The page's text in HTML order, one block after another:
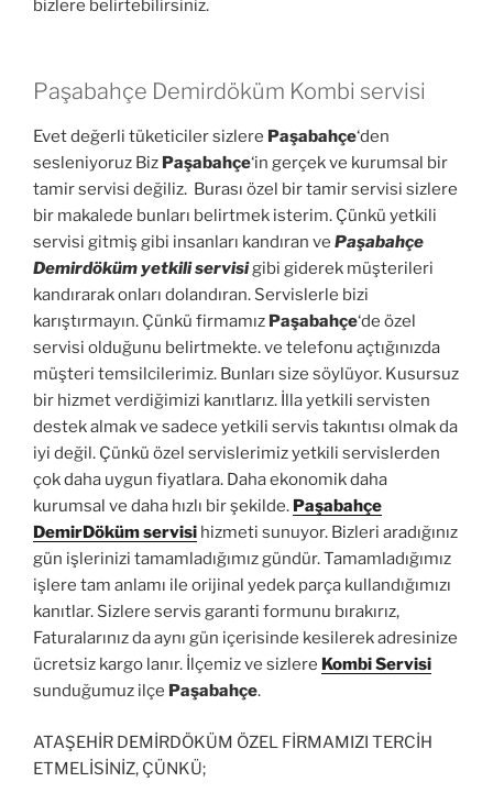
bizlere belirtebilirsiniz.
Paşabahçe Demirdöküm Kombi servisi
Evet değerli tüketiciler sizlere Paşabahçe‘den
sesleniyoruz Biz Paşabahçe‘in gerçek ve kurumsal bir
tamir servisi değiliz. Burası özel bir tamir servisi sizlere
bir makalede bunları belirtmek isterim. Çünkü yetkili
servisi gitmiş gibi insanları kandıran ve Paşabahçe
Demirdöküm yetkili servisigibi giderek müşterileri
kandırarak onları dolandıran. Servislerle bizi
karıştırmayın. Çünkü firmamız Paşabahçe‘de özel
servisi olduğunu belirtmekte. ve telefonu açtığınızda
müşteri temsilcilerimiz. Bunları size söylüyor. Kusursuz
bir hizmet verdiğimizi kanıtlarız. İlla yetkili servisten
destek almak ve sadece yetkili servis takıntısı olmak da
iyi değil. Çünkü özel servislerimiz yetkili servislerden
çok daha uygun fiyatlara. Daha ekonomik daha
kurumsal ve daha hızlı bir şekilde. Paşabahçe
DemirDöküm servisi hizmeti sunuyor. Bizleri aradığınız
gün işlerinizi tamamladığımız gündür. Tamamladığımız
işlere tam anlamı ile orijinal yedek parça kullandığımızı
kanıtlar. Sizlere servis garanti formunu bırakırız,
Faturalarınız da aynı gün içerisinde kesilerek adresinize
ücretsiz kargo lanır. İlçemiz ve sizlere Kombi Servisi
sunduğumuz ilçe Paşabahçe.
ATAŞEHİR DEMİRDÖKÜM ÖZEL FİRMAMIZI TERCİH
ETMELİSİNİZ, ÇÜNKÜ;